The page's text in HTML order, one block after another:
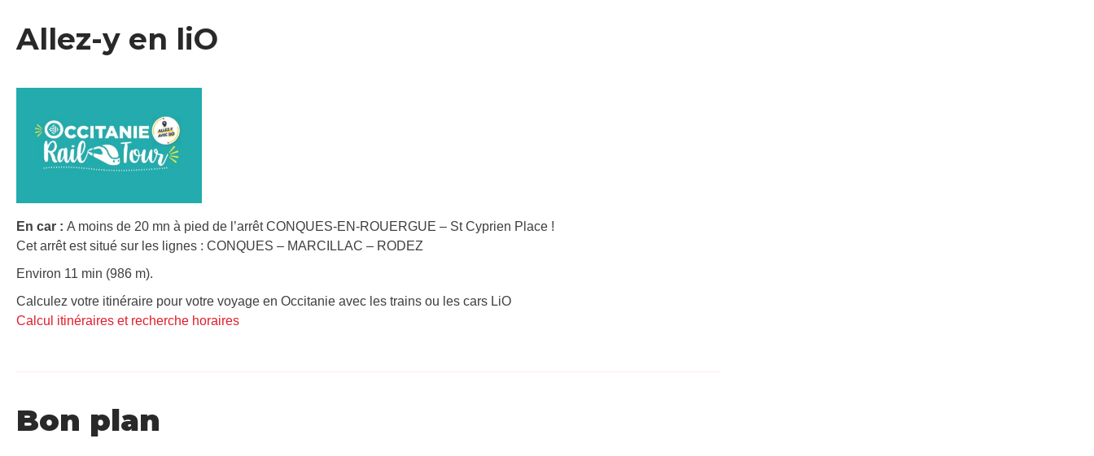
Allez-y en liO
En car : A moins de 20 mn à pied de l’arrêt CONQUES-EN-ROUERGUE – St Cyprien Place !
Cet arrêt est situé sur les lignes : CONQUES – MARCILLAC – RODEZ
Environ 11 min (986 m).
Calculez votre itinéraire pour votre voyage en Occitanie avec les trains ou les cars LiO
Calcul itinéraires et recherche horaires
Bon plan